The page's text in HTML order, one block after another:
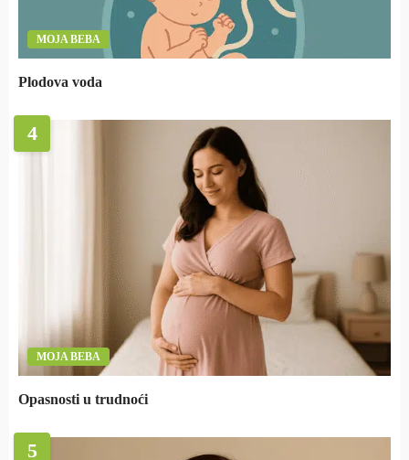
MOJA BEBA
Plodova voda
4
MOJA BEBA
Opasnosti u trudnoći
5